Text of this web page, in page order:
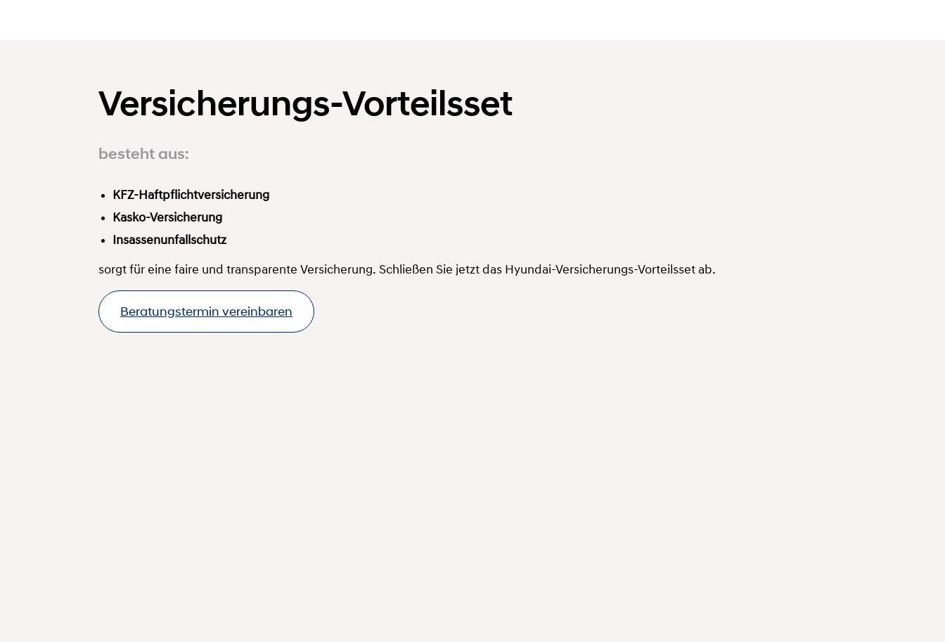
Versicherungs-Vorteilsset
besteht aus:
KFZ-Haftpflichtversicherung
Kasko-Versicherung
Insassenunfallschutz
sorgt für eine faire und transparente Versicherung. Schließen Sie jetzt das Hyundai-Versicherungs-Vorteilsset ab.
Beratungstermin vereinbaren